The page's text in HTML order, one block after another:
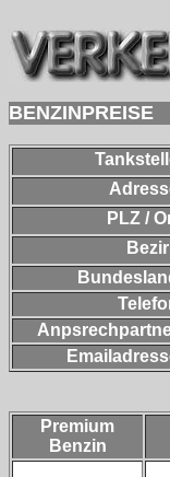
BENZINPREISE
PLZ /
Premium
Benzin